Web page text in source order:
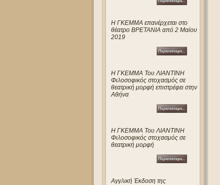
Η ΓΚΕΜΜΑ επανέρχεται στο
θέατρο ΒΡΕΤΑΝΙΑ από 2 Μαίου
2019
Η ΓΚΕΜΜΑ Του ΛΙΑΝΤΙΝΗ
Φιλοσοφικός στοχασμός σε
θεατρική μορφή επιστρέφει στην
Αθήνα
Η ΓΚΕΜΜΑ Του ΛΙΑΝΤΙΝΗ
Φιλοσοφικός στοχασμός σε
θεατρική μορφή
Αγγλική Έκδοση της